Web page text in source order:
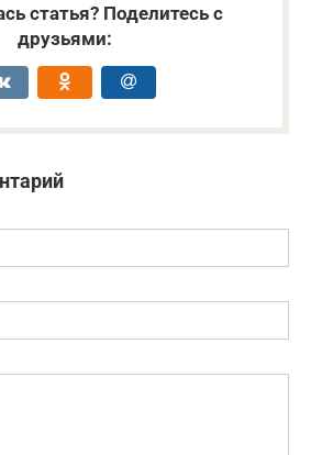
статья? Поделитесь с
друзьями: